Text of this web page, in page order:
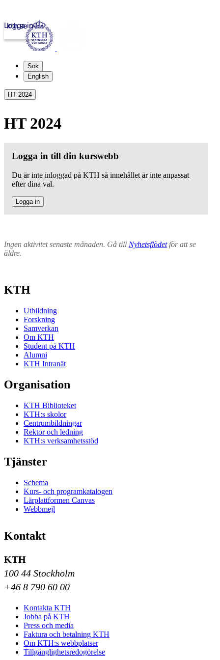
kth.se
Logga in
Sök
English
HT 2024
HT 2024
Logga in till din kurswebb
Du är inte inloggad på KTH så innehållet är inte anpassat
efter dina val.
Logga in
Ingen aktivitet senaste månaden. Gå till Nyhetsflödetför att se
äldre.
KTH
Utbildning
Forskning
Samverkan
Om KTH
Student på KTH
Alumni
KTH Intranät
Organisation
KTH Biblioteket
KTH:s skolor
Centrumbildningar
Rektor och ledning
KTH:s verksamhetsstöd
Tjänster
Schema
Kurs- och programkatalogen
Lärplattformen Canvas
Webbmejl
Kontakt
KTH
100 44 Stockholm
+46 8 790 60 00
Kontakta KTH
Jobba på KTH
Press och media
Faktura och betalning KTH
Om KTH:s webbplatser
Tillgänglighetsredogörelse